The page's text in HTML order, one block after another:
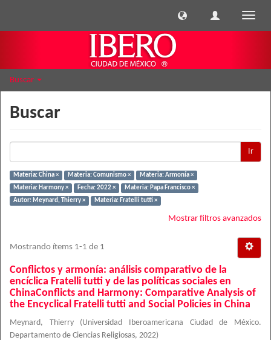
Buscar
Buscar
Ir
Materia: China × Materia: Comunismo ×
Materia: Armonía ×
Materia: Harmony ×
Fecha: 2022 ×
Materia: Papa Francisco ×
Autor: Meynard, Thierry ×
Materia: Fratelli tutti ×
Mostrar filtros avanzados
Mostrando ítems 1-1 de 1
Conflictos y armonía: análisis comparativo de la
encíclica Fratelli tutti y de las políticas sociales en
ChinaConflicts and Harmony: Comparative Analysis of
the Encyclical Fratelli tutti and Social Policies in China
Meynard, Thierry (Universidad Iberoamericana Ciudad de México.
Departamento de Ciencias Religiosas, 2022)